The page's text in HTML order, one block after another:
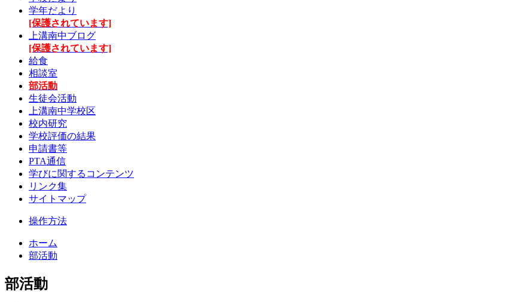
学年だより
[保護されています]
上溝南中ブログ
[保護されています]
給食
相談室
部活動
生徒会活動
上溝南中学校区
校内研究
学校評価の結果
申請書等
PTA通信
学びに関するコンテンツ
リンク集
サイトマップ
操作方法
ホーム
部活動
部活動